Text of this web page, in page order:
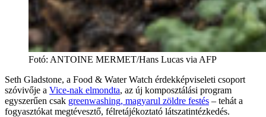
Fotó: ANTOINE MERMET/Hans Lucas via AFP
Seth Gladstone, a Food & Water Watch érdekképviseleti csoport
szóvivője a Vice-nak elmondta, az új komposztálási program
egyszerűen csak greenwashing, magyarul zöldre festés – tehát a
fogyasztókat megtévesztő, félretájékoztató látszatintézkedés.